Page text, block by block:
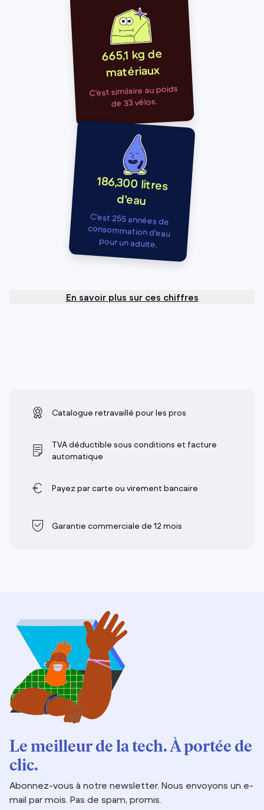
665,1 kg de
matériaux
C’est similaire au poids
de 33 vélos.
186,300 litres
d'eau
C’est 255 années de
consommation d’eau
pour un adulte.
En savoir plus sur ces chiffres
Catalogue retravaillé pour les pros
TVA déductible sous conditions et facture
automatique
Payez par carte ou virement bancaire
Garantie commerciale de 12 mois
Le meilleur de la tech. À portée de
clic.
Abonnez-vous à notre newsletter. Nous envoyons un e-
mail par mois. Pas de spam, promis.